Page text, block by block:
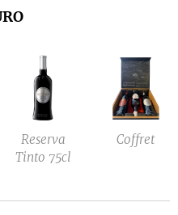
Reserva
Tinto 75cl
Coffret